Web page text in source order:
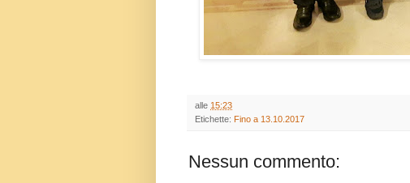
alle 15:23
Etichette: Fino a 13.10.2017
Nessun commento: